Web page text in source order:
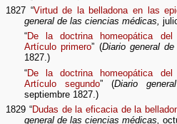
1827 “Virtud de la belladona en las
general de las ciencias médicas,
“De la doctrina homeopática del
Artículo primero” (Diario general
1827.)
“De la doctrina homeopática del
Artículo segundo” (Diario
septiembre 1827.)
1829 “Dudas de la eficacia de la
general de las ciencias médicas,